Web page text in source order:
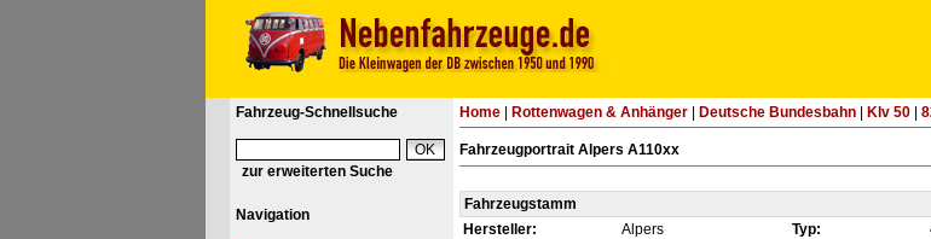
Fahrzeug-Schnellsuche
zur erweiterten Suche
Navigation
Home| Rottenwagen & Anhänger| Deutsche Bundesbahn| Klv 50|
Fahrzeugportrait Alpers A110xx
Fahrzeugstamm
Hersteller:
Alpers Typ: